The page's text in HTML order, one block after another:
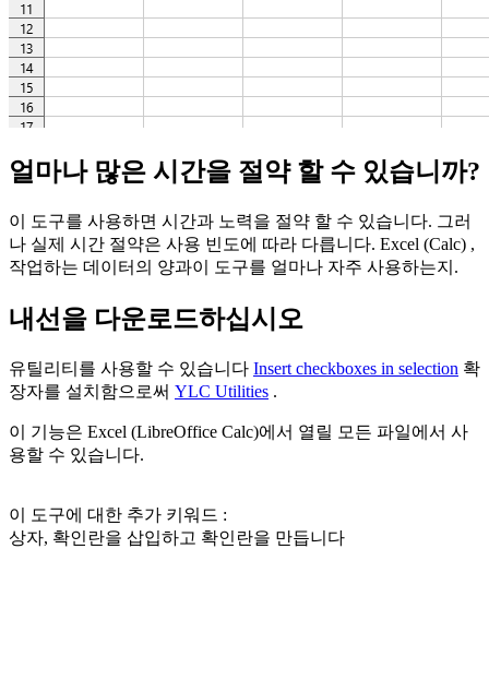
얼마나 많은 시간을 절약 할 수 있습니까?
이 도구를 사용하면 시간과 노력을 절약 할 수 있습니다. 그러
나 실제 시간 절약은 사용 빈도에 따라 다릅니다. Excel (Calc) ,
작업하는 데이터의 양과이 도구를 얼마나 자주 사용하는지.
내선을 다운로드하십시오
유틸리티를 사용할 수 있습니다 Insert checkboxes in selection 확
장자를 설치함으로써 YLC Utilities .
이 기능은 Excel (LibreOffice Calc)에서 열릴 모든 파일에서 사
용할 수 있습니다.
이 도구에 대한 추가 키워드 :
상자, 확인란을 삽입하고 확인란을 만듭니다